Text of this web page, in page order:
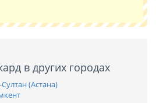
в других городах
(Астана)